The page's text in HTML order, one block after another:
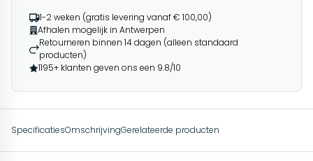
1-2 weken (gratis levering vanaf € 100,00)
Afhalen mogelijk in Antwerpen
Retourneren binnen 14 dagen (alleen standaard
producten)
1195+ klanten geven ons een 9.8/10
SpecificatiesOmschrijvingGerelateerde producten